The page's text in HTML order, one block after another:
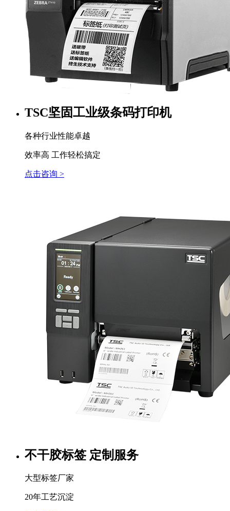
TSC坚固工业级条码打印机
各种行业性能卓越
效率高 工作轻松搞定
点击咨询 >
不干胶标签 定制服务
大型标签厂家
20年工艺沉淀